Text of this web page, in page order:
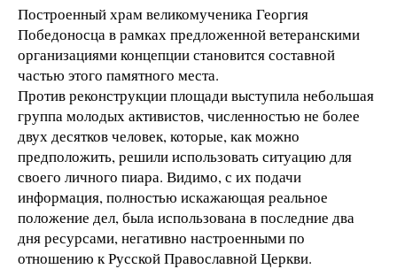
Построенный храм великомученика Георгия
Победоносца в рамках предложенной ветеранскими
организациями концепции становится составной
частью этого памятного места.
Против реконструкции площади выступила небольшая
группа молодых активистов, численностью не более
двух десятков человек, которые, как можно
предположить, решили использовать ситуацию для
своего личного пиара. Видимо, с их подачи
информация, полностью искажающая реальное
положение дел, была использована в последние два
дня ресурсами, негативно настроенными по
отношению к Русской Православной Церкви.